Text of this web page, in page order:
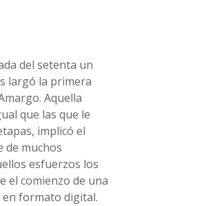
del setenta un
largó la primera
Aquella
que las que le
implicó el
de muchos
esfuerzos los
el comienzo de una
formato digital.